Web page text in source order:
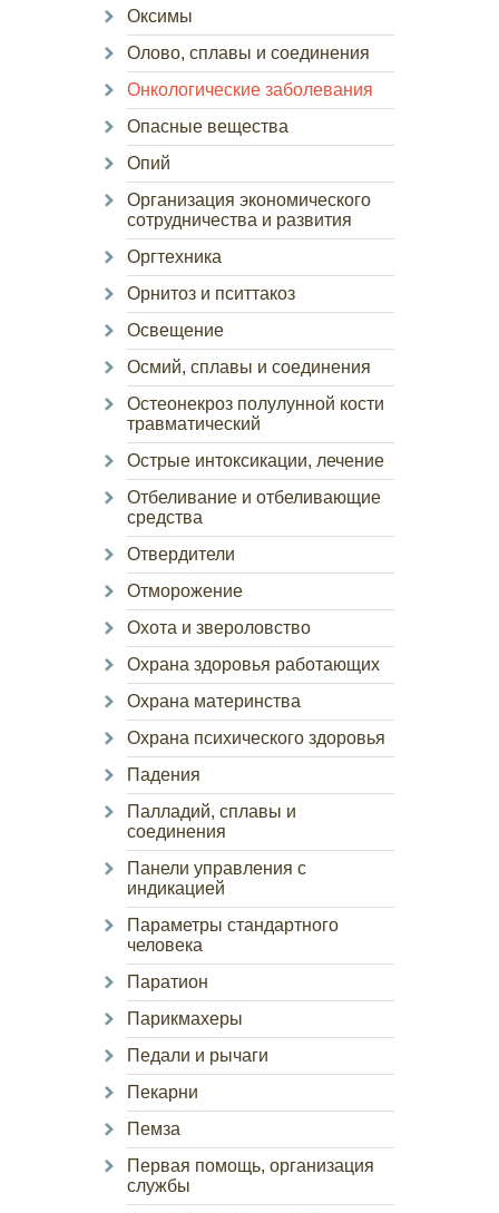
Оксимы
Олово, сплавы и соединения
Онкологические заболевания
Опасные вещества
Опий
Организация экономического
сотрудничества и развития
Оргтехника
Орнитоз и пситтакоз
Освещение
Осмий, сплавы и соединения
Остеонекроз полулунной кости
травматический
Острые интоксикации, лечение
Отбеливание и отбеливающие
средства
Отвердители
Отморожение
Охота и звероловство
Охрана здоровья работающих
Охрана материнства
Охрана психического здоровья
Падения
Палладий, сплавы и
соединения
Панели управления с
индикацией
Параметры стандартного
человека
Паратион
Парикмахеры
Педали и рычаги
Пекарни
Пемза
Первая помощь, организация
службы